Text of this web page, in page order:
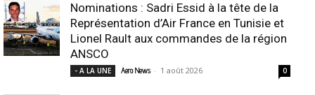
Nominations : Sadri Essid à la tête de la
Représentation d’Air France en Tunisie et
Lionel Rault aux commandes de la région
ANSCO
- A LA UNE Aero News - 1 août 2026 0